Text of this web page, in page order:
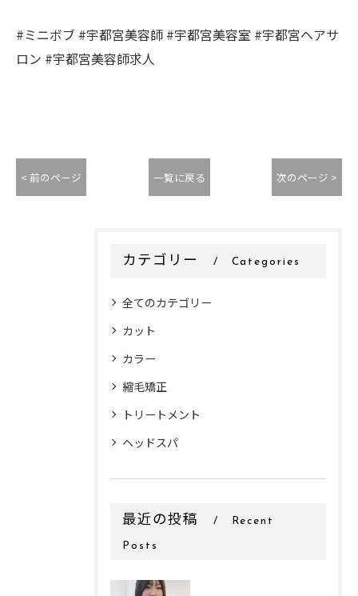
#ミニボブ #宇都宮美容師 #宇都宮美容室 #宇都宮ヘアサ
ロン #宇都宮美容師求人
< 前のページ 一覧に戻る 次のページ >
カテゴリー Categories
全てのカテゴリー
カット
カラー
縮毛矯正
トリートメント
ヘッドスパ
最近の投稿 Recent
Posts